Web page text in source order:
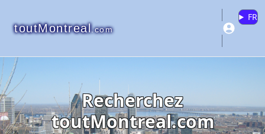
toutMontreal.com
FR
Recherchez
toutMontreal.com